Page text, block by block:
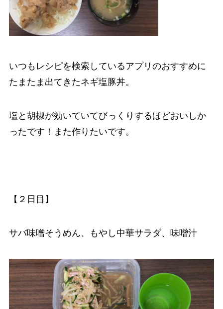
いつもレシピを検索しているアプリのおすすめに
たまたま出てきたネギ塩豚丼。
塩と胡椒が効いていてびっくりするほどおいしか
ったです！また作りたいです。
【２日目】
サバ味噌そうめん、もやし中華サラダ、味噌汁